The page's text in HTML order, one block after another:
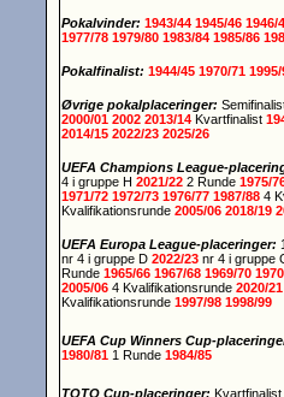
Pokalvinder: 1943/44 1945/46 1946/
1977/78 1979/80 1983/84 1985/86
Pokalfinalist: 1944/45 1970/71
Øvrige pokalplaceringer:
2000/01 2002 2013/14 Kvartfinalist
2014/15 2022/23 2025/26
UEFA Champions League-
4 i gruppe H 2021/22 2 Runde 1975/
1971/72 1972/73 1976/77 1987/88 4
Kvalifikationsrunde 2005/06 2018/19
UEFA Europa League-placeringer:
nr 4 i gruppe D 2022/23 nr 4 i gruppe
Runde 1965/66 1967/68 1969/70
2005/06 4 Kvalifikationsrunde 2020/
Kvalifikationsrunde 1997/98 1998/99
UEFA Cup Winners Cup-
1980/81 1 Runde 1984/85
TOTO Cup-placeringer: Kvartfinalist